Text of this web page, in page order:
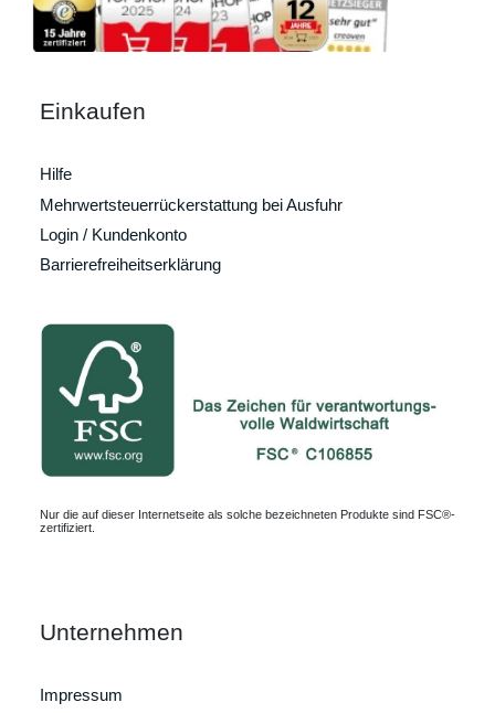
Einkaufen
Hilfe
Mehrwertsteuerrückerstattung bei Ausfuhr
Login / Kundenkonto
Barrierefreiheitserklärung
Nur die auf dieser Internetseite als solche bezeichneten Produkte sind FSC®-
zertifiziert.
Unternehmen
Impressum